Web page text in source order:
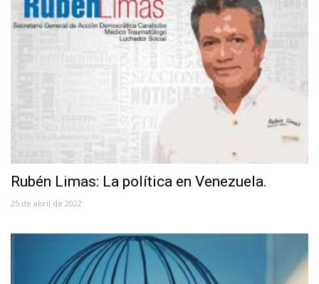
Rubén Limas: La política en Venezuela.
25 de abril de 2022